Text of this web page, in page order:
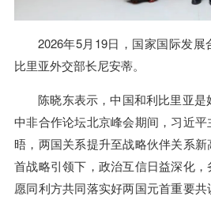
2026年5月19日，国家国际发展
比里亚外交部长尼安蒂。
陈晓东表示，中国和利比里亚是
中非合作论坛北京峰会期间，习近
晤，两国关系提升至战略伙伴关系
首战略引领下，政治互信日益深化
愿同利方共同落实好两国元首重要共